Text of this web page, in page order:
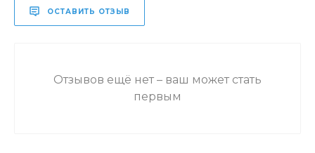
ОСТАВИТЬ ОТЗЫВ
Отзывов ещё нет – ваш может стать
первым